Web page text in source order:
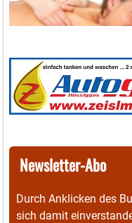
Newsletter-Abo
Durch Anklicken des
sich damit